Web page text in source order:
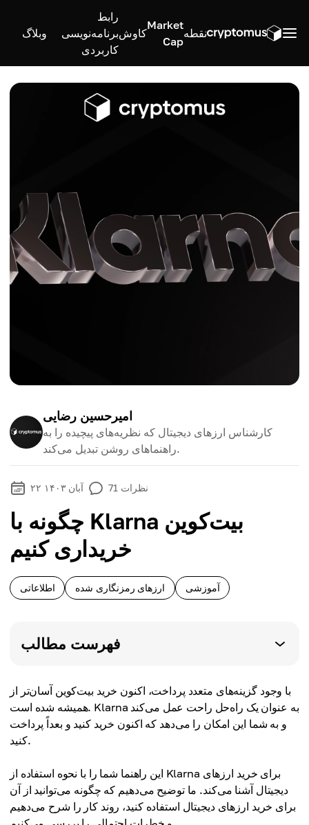
نقطه
Market
Cap
کاوش
رابط
برنامه‌نویسی
کاربردی
وبلاگ
امیرحسین رضایی
کارشناس ارزهای دیجیتال که نظریه‌های پیچیده را به
راهنماهای روشن تبدیل می‌کند.
۲۲ آبان ۱۴۰۳ 71 نظرات
چگونه با Klarna بیت‌کوین
خریداری کنیم
اطلاعاتی ارزهای رمزنگاری شده آموزشی
فهرست مطالب
با وجود گزینه‌های متعدد پرداخت، اکنون خرید بیت‌کوین آسان‌تر از
همیشه شده است. Klarna به عنوان یک راه‌حل راحت عمل می‌کند
و به شما این امکان را می‌دهد که اکنون خرید کنید و بعداً پرداخت
کنید.
این راهنما شما را با نحوه استفاده از Klarna برای خرید ارزهای
دیجیتال آشنا می‌کند. ما توضیح می‌دهیم که چگونه می‌توانید از آن
برای خرید ارزهای دیجیتال استفاده کنید، روند کار را شرح می‌دهیم